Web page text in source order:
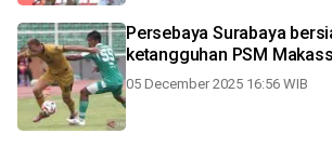
Persebaya Surabaya
ketangguhan PSM
05 December 2025 16:56 WIB